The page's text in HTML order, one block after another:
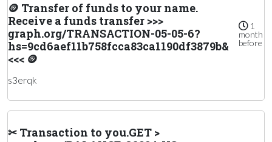
🪙 Transfer of funds to your name.
Receive a funds transfer >>>
graph.org/TRANSACTION-05-05-6?
hs=9cd6aef11b758fcca83ca1190df3879b&
<<< 🪙
1
month
before
s3erqk
✂ Transaction to you.GET >